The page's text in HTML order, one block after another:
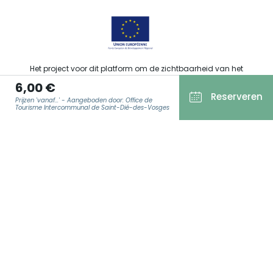
6,00 €
Prijzen 'vanaf...' - Aangeboden door: Office de
Tourisme Intercommunal de Saint-Dié-des-Vosges
Reserveren
Het project voor dit platform om de zichtbaarheid van het
toeristisch, sportief, cultureel en wijntoeristisch aanbod van de
Grand Est te verbeteren werd gefinancierd door de EFRO in het
kader van de respons van de Europese Unie op de COVID-19-
pandemie.